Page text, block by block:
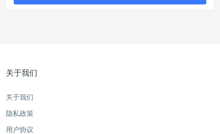
关于我们
关于我们
隐私政策
用户协议